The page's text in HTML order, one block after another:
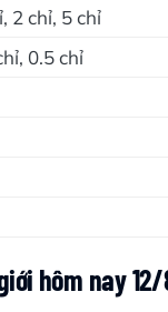
2 chỉ, 5 chỉ
0.5 chỉ
hôm nay